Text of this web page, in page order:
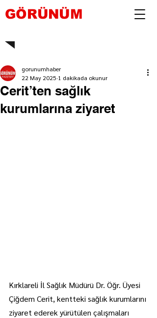
GÖRÜNÜM
Cerit’ten sağlık
kurumlarına ziyaret
gorunumhaber
22 May 2025 1 dakikada okunur
Kırklareli İl Sağlık Müdürü Dr. Öğr. Üyesi
Çiğdem Cerit, kentteki sağlık kurumlarını
ziyaret ederek yürütülen çalışmaları